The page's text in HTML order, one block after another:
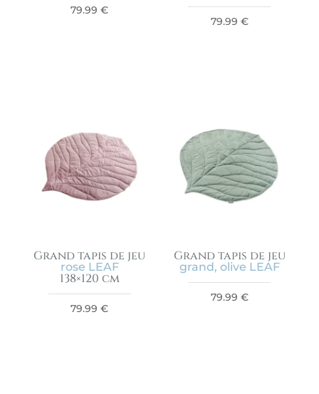
79.99€
79.99 €
Grand tapis de jeu
rose LEAF
138×120 cm
79.99€
Grand tapis de jeu
grand, olive LEAF
79.99 €